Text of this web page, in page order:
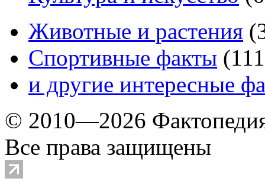
Животные и растения (
Спортивные факты (111
и другие интересные
© 2010—2026
Все права защищены